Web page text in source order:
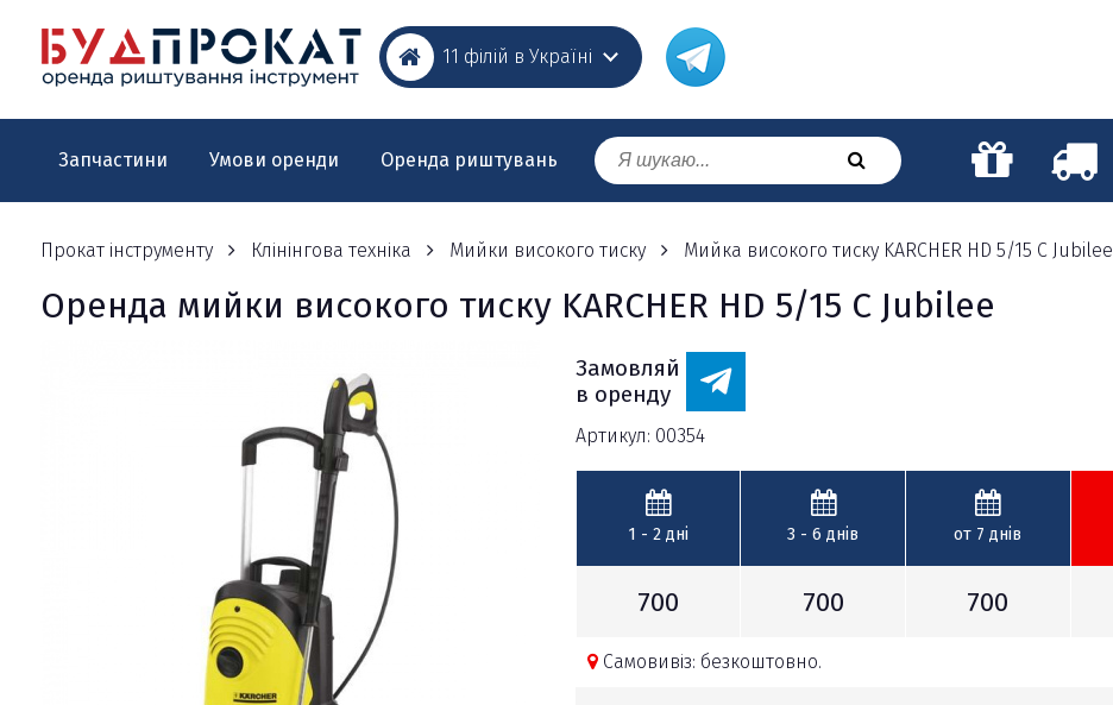
11 філій в Україні
Запчастини Умови оренди Оренда риштувань
Прокат інструменту Клінінгова техніка Мийки високого тиску Мийка високого тиску KARCHER HD 5/15 C Jubilee
Оренда мийки високого тиску KARCHER HD 5/15 C Jubilee
Замовляй
в оренду
Артикул: 00354
1 - 2дні
700
3 - 6 днів
700
от 7 днів
700
Самовивіз: безкоштовно.